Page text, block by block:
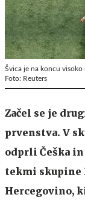
Švica je na koncu visoko
Foto: Reuters
Začel se je
prvenstva. V
odprli Češka in
tekmi skupine
Hercegovino,